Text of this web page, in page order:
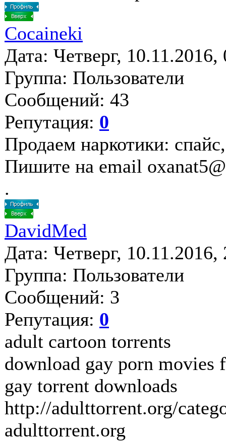
Cocaineki
Дата: Четверг,
Группа: Пользователи
Сообщений: 43
Репутация: 0
Продаем наркотики:
Пишите на email
.
DavidMed
Дата: Четверг,
Группа: Пользователи
Сообщений: 3
Репутация: 0
adult cartoon torrents
download gay porn movies
gay torrent downloads
http://adulttorrent.org/
adulttorrent.org